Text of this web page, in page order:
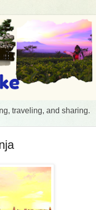
traveling, and sharing.